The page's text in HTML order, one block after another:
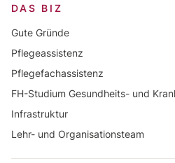
DAS BIZ
Gute Gründe
Pflegeassistenz
Pflegefachassistenz
FH-Studium Gesundheits- und
Infrastruktur
Lehr- und Organisationsteam